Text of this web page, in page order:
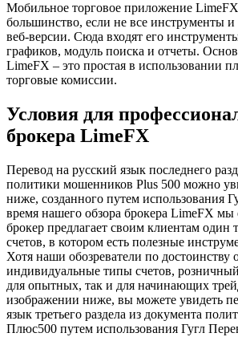
Мобильное торговое приложение
большинство, если не все инструменты
веб-версии. Сюда входят его
графиков, модуль поиска и отчеты.
LimeFX – это простая в использовании
торговые комиссии.
Условия для
брокера LimeFX
Перевод на русский язык последнего
политики мошенников Plus 500 можно
ниже, созданного путем использования
время нашего обзора брокера LimeFX
брокер предлагает своим клиентам один
счетов, в котором есть полезные
Хотя наши обозреватели по достоинству
индивидуальные типы счетов,
для опытных, так и для начинающих
изображении ниже, вы можете увидеть
язык третьего раздела из документа
Плюс500 путем использования Гугл